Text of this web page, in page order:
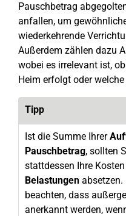
Pauschbetrag
anfallen, um
wiederkehrende
Außerdem zählen dazu
wobei es irrelevant ist,
Heim erfolgt oder
Tipp
Ist die Summe Ihrer
Pauschbetrag, sollten
stattdessen Ihre Kosten
Belastungen absetzen.
beachten, dass
anerkannt werden,